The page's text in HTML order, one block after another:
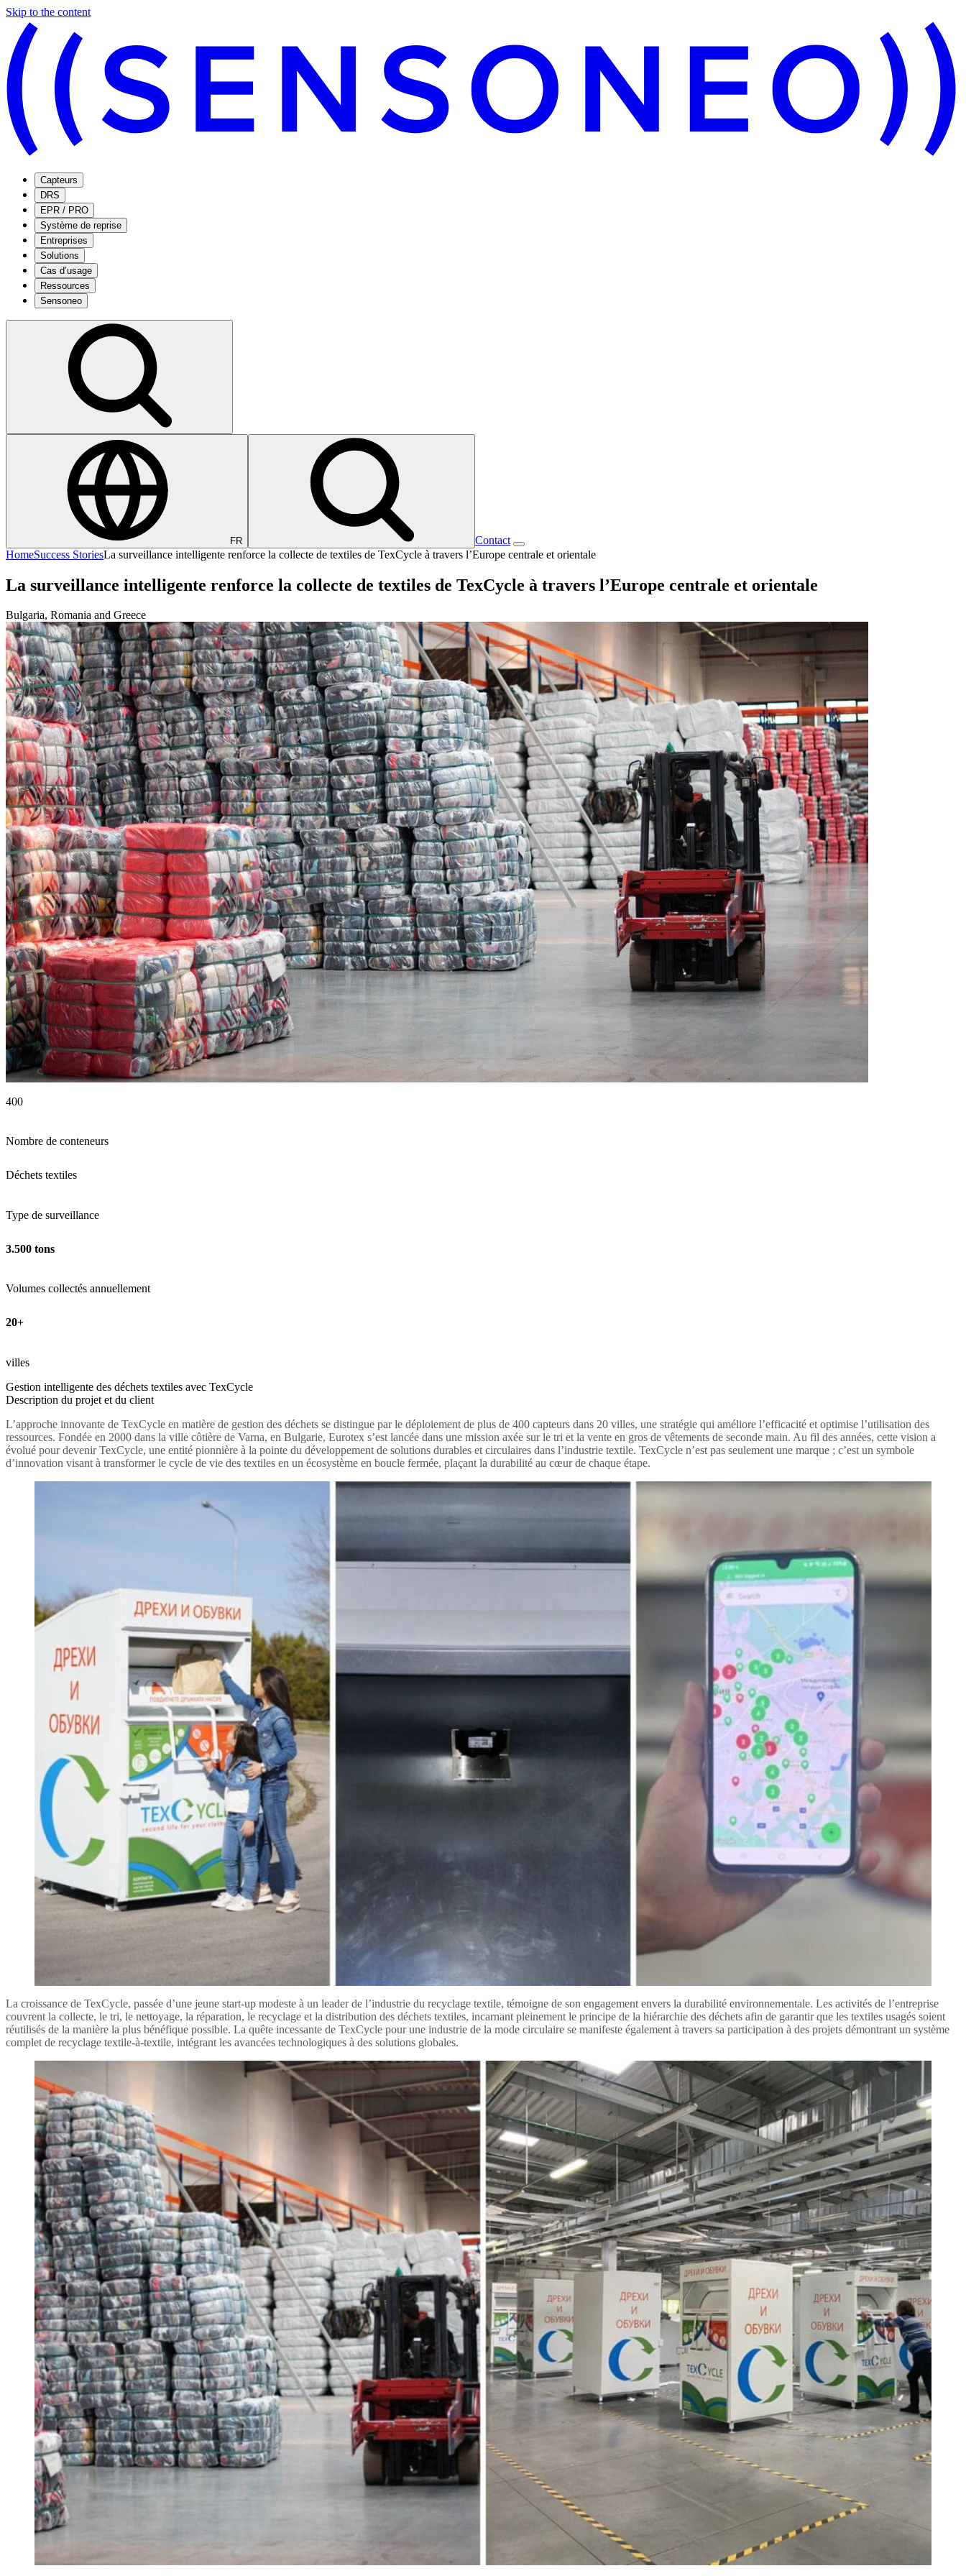
Skip to the content
Capteurs
DRS
EPR / PRO
Système de reprise
Entreprises
Solutions
Cas d’usage
Ressources
Sensoneo
FR
Contact
HomeSuccess StoriesLa surveillance intelligente renforce la collecte de textiles de TexCycle à travers l’Europe centrale et orientale
La surveillance intelligente renforce la collecte de textiles de TexCycle à travers l’Europe centrale et orientale
Bulgaria, Romania and Greece
400
Nombre de conteneurs
Déchets textiles
Type de surveillance
3.500 tons
Volumes collectés annuellement
20+
villes
Gestion intelligente des déchets textiles avec TexCycle
Description du projet et du client
L’approche innovante de TexCycle en matière de gestion des déchets se distingue par le déploiement de plus de 400 capteurs dans 20 villes, une stratégie qui améliore l’efficacité et optimise l’utilisation des
ressources. Fondée en 2000 dans la ville côtière de Varna, en Bulgarie, Eurotex s’est lancée dans une mission axée sur le tri et la vente en gros de vêtements de seconde main. Au fil des années, cette vision a
évolué pour devenir TexCycle, une entité pionnière à la pointe du développement de solutions durables et circulaires dans l’industrie textile. TexCycle n’est pas seulement une marque ; c’est un symbole
d’innovation visant à transformer le cycle de vie des textiles en un écosystème en boucle fermée, plaçant la durabilité au cœur de chaque étape.
La croissance de TexCycle, passée d’une jeune start-up modeste à un leader de l’industrie du recyclage textile, témoigne de son engagement envers la durabilité environnementale. Les activités de l’entreprise
couvrent la collecte, le tri, le nettoyage, la réparation, le recyclage et la distribution des déchets textiles, incarnant pleinement le principe de la hiérarchie des déchets afin de garantir que les textiles usagés soient
réutilisés de la manière la plus bénéfique possible. La quête incessante de TexCycle pour une industrie de la mode circulaire se manifeste également à travers sa participation à des projets démontrant un système
complet de recyclage textile-à-textile, intégrant les avancées technologiques à des solutions globales.